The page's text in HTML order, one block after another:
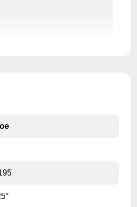
Устойчива к износу и легко